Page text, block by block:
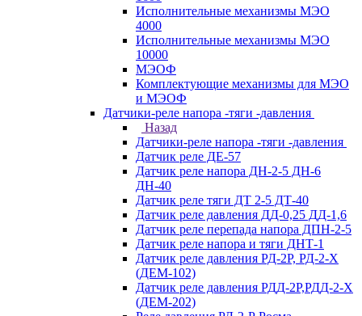
Исполнительные механизмы МЭО
4000
Исполнительные механизмы МЭО
10000
МЭОФ
Комплектующие механизмы для МЭО
и МЭОФ
Датчики-реле напора -тяги -давления
Назад
Датчики-реле напора -тяги -давления
Датчик реле ДЕ-57
Датчик реле напора ДН-2-5 ДН-6
ДН-40
Датчик реле тяги ДТ 2-5 ДТ-40
Датчик реле давления ДД-0,25 ДД-1,6
Датчик реле перепада напора ДПН-2-5
Датчик реле напора и тяги ДНТ-1
Датчик реле давления РД-2Р, РД-2-Х
(ДЕМ-102)
Датчик реле давления РДД-2Р,РДД-2-Х
(ДЕМ-202)